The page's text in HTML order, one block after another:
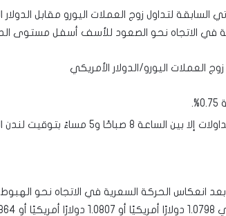
السابقة لتداول زوج العملات اليورو مقابل
الاتجاه نحو الصعود للأسف أسفل مستوى الدعم الذي
العملات اليورو/الدولار الأمريكي
8 صباحًا و5 مساءً بتوقيت لندن اليوم.
انعكاس الحركة السعرية في الاتجاه نحو